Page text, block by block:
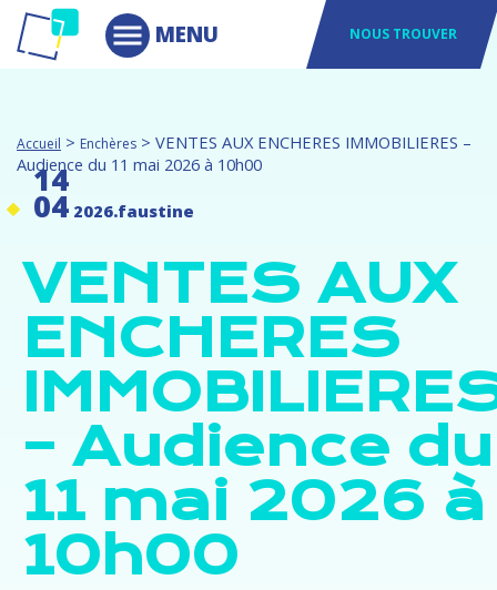
NOUS TROUVER
Accueil > Enchères > VENTES AUX ENCHERES IMMOBILIERES –
Audience du 11 mai 2026 à 10h00
14
04 2026.faustine
VENTES AUX
ENCHERES
– Audience du
11 mai 2026 à
10h00